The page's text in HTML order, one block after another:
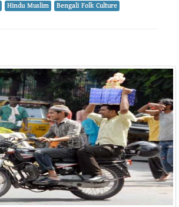
Hindu Muslim Bengali Folk Culture